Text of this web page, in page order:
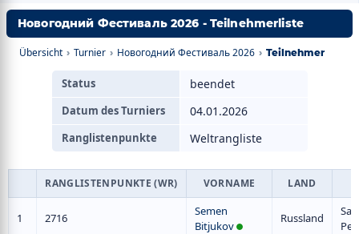
Новогодний Фестиваль 2026 - Teilnehmerliste
Übersicht › Turnier › Новогодний Фестиваль 2026 › Teilnehmer
Status beendet
Datum des Turniers 04.01.2026
Ranglistenpunkte Weltrangliste
RANGLISTENPUNKTE (WR) VORNAME LAND
1 2716
Semen
Bitjukov
Russland